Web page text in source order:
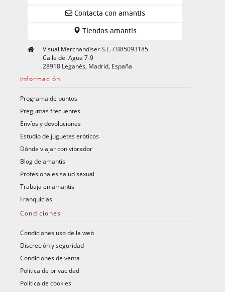
Contacta con amantis
Tiendas amantis
Visual Merchandiser S.L. / B85093185
Calle del Agua 7-9
28918 Leganés, Madrid, España
Información
Programa de puntos
Preguntas frecuentes
Envíos y devoluciones
Estudio de juguetes eróticos
Dónde viajar con vibrador
Blog de amantis
Profesionales salud sexual
Trabaja en amantis
Franquicias
Condiciones
Condiciones uso de la web
Discreción y seguridad
Condiciones de venta
Política de privacidad
Política de cookies